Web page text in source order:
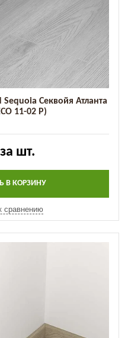
Секвойя Атланта
11-02 P)
шт.
В КОРЗИНУ
сравнению